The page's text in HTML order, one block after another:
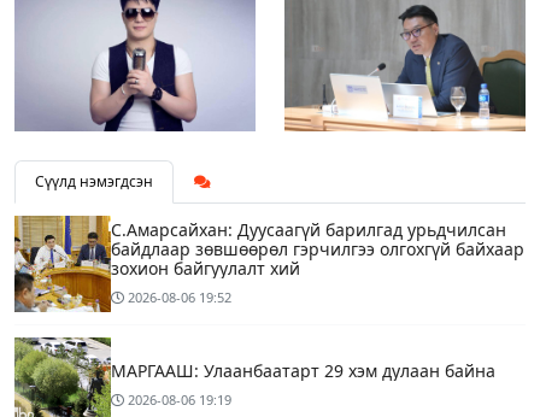
Сүүлд нэмэгдсэн
С.Амарсайхан: Дуусаагүй барилгад урьдчилсан
байдлаар зөвшөөрөл гэрчилгээ олгохгүй байхаар
зохион байгуулалт хий
2026-08-06 19:52
МАРГААШ: Улаанбаатарт 29 хэм дулаан байна
2026-08-06 19:19